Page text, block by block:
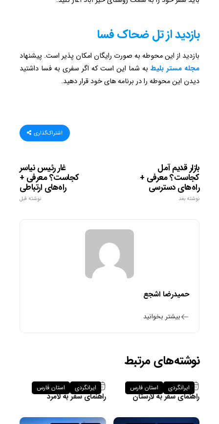
بازدید از تل ضحاک فسا
بازدید از این محوطه به صورت رایگان امکان پذیر است. پیشنهاد
مجله مستر بلیط به شما این است که اگر سفری به فسا داشتید
دیدن این محوطه را در برنامه های خود قرار دهید.
اشتراک‌گذاری
غار رئیس نیاسر
کجاست؟ معرفی +
راه‌های ارتباطی
نوشته قبل
بازار قدیم آمل
کجاست؟ معرفی +
راه‌های دسترسی
نوشته بعد
حمیدرضا اشجع
بیشتر بخوانید
نوشته‌های مرتبط
۲۶ فروردین ۱۴۰۵
راهنمای سفر به لارستان
ایرانگردی استان فارس ۲۶ فروردین ۱۴۰۵
راهنمای سفر به لامرد
ایرانگردی استان فارس